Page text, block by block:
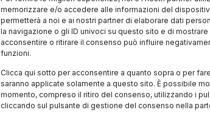
memorizzare e/o accedere alle informazioni del
permetterà a noi e ai nostri partner di elaborare dati
la navigazione o gli ID univoci su questo sito e di
acconsentire o ritirare il consenso può influire
funzioni.
Clicca qui sotto per acconsentire a quanto sopra o per
saranno applicate solamente a questo sito. È possibile
momento, compreso il ritiro del consenso, utilizzando i
cliccando sul pulsante di gestione del consenso nella